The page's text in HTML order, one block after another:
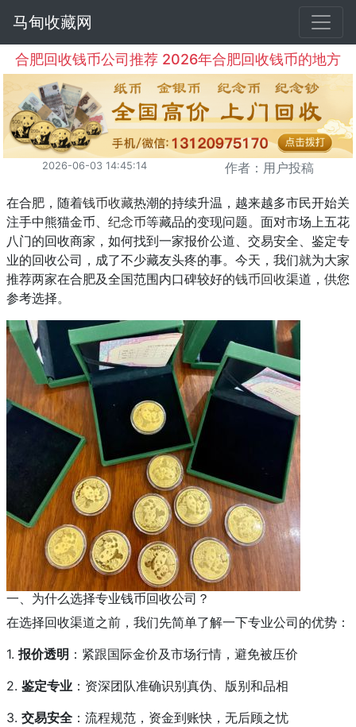
马甸收藏网
合肥回收钱币公司推荐 2026年合肥回收钱币的地方
2026-06-03 14:45:14 作者：用户投稿
在合肥，随着钱币收藏热潮的持续升温，越来越多市民开始关
注手中熊猫金币、 纪念币等藏品的变现问题。面对市场上五花
八门的回收商家，如何找到一家报价公道、交易安全、鉴定专
业的回收公司，成了不少藏友头疼的事。今天，我们就为大家
推荐两家在合肥及全国范围内口碑较好的钱币回收渠道，供您
参考选择。
一、为什么选择专业钱币回收公司？
在选择回收渠道之前，我们先简单了解一下专业公司的优势：
1. 报价透明 ：紧跟国际金价及市场行情，避免被压价
2. 鉴定专业 ：资深团队准确识别真伪、版别和品相
3. 交易安全 ：流程规范，资金到账快，无后顾之忧